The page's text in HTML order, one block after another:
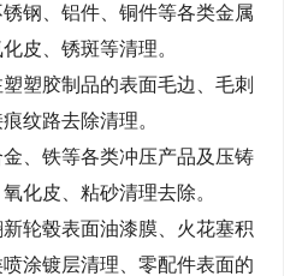
钢、铝件、铜件等各类金属
皮、锈斑等清理。
塑胶制品的表面毛边、毛刺
纹路去除清理。
、铁等各类冲压产品及压铸
化皮、粘砂清理去除。
轮毂表面油漆膜、火花塞积
涂镀层清理、零配件表面的